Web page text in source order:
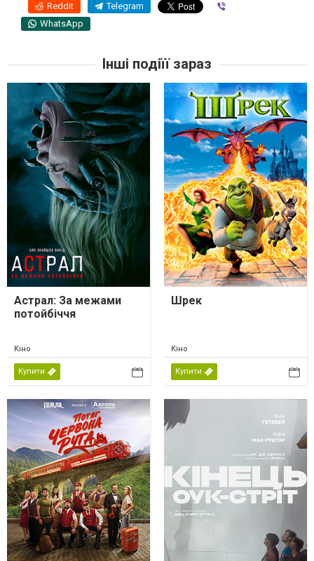
Reddit Telegram
WhatsApp
Інші подіїї зараз
Астрал: За межами
потойбіччя
Кіно
Купити
Шрек
Кіно
Купити